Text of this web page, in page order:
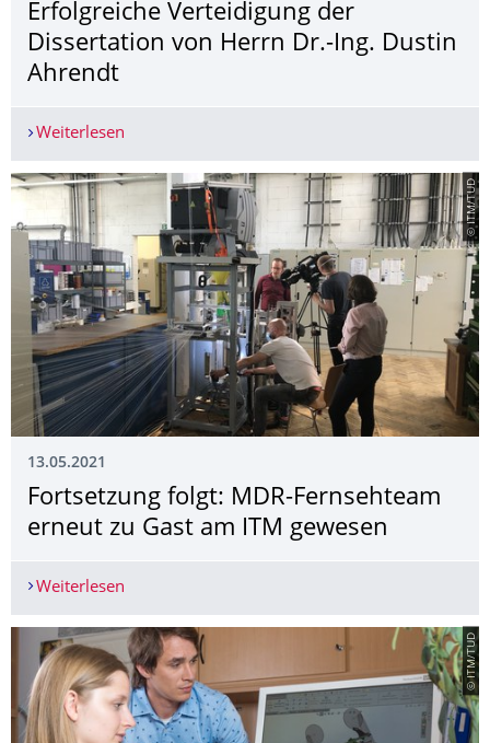
Erfolgreiche Verteidigung der
Dissertation von Herrn Dr.-Ing. Dustin
Ahrendt
Weiterlesen
© ITM/TUD
13.05.2021
Fortsetzung folgt: MDR-Fernsehteam
erneut zu Gast am ITM gewesen
Weiterlesen
© ITM/TUD